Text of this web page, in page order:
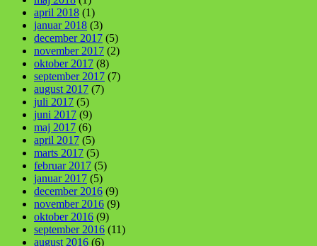
april 2018 (1)
januar 2018 (3)
december 2017 (5)
november 2017 (2)
oktober 2017 (8)
september 2017 (7)
august 2017 (7)
juli 2017 (5)
juni 2017 (9)
maj 2017 (6)
april 2017 (5)
marts 2017 (5)
februar 2017 (5)
januar 2017 (5)
december 2016 (9)
november 2016 (9)
oktober 2016 (9)
september 2016 (11)
august 2016 (6)